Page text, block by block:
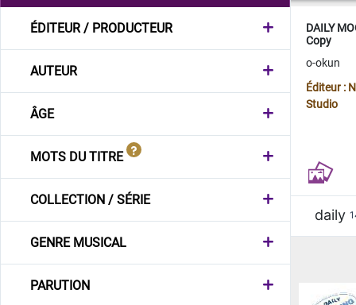
ÉDITEUR / PRODUCTEUR
AUTEUR
ÂGE
MOTS DU TITRE
COLLECTION / SÉRIE
GENRE MUSICAL
PARUTION
DAILY
Copy
o-okun
Éditeur :
Studio
daily